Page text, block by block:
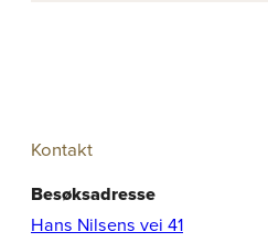
Kontakt
Besøksadresse
Hans Nilsens vei 41